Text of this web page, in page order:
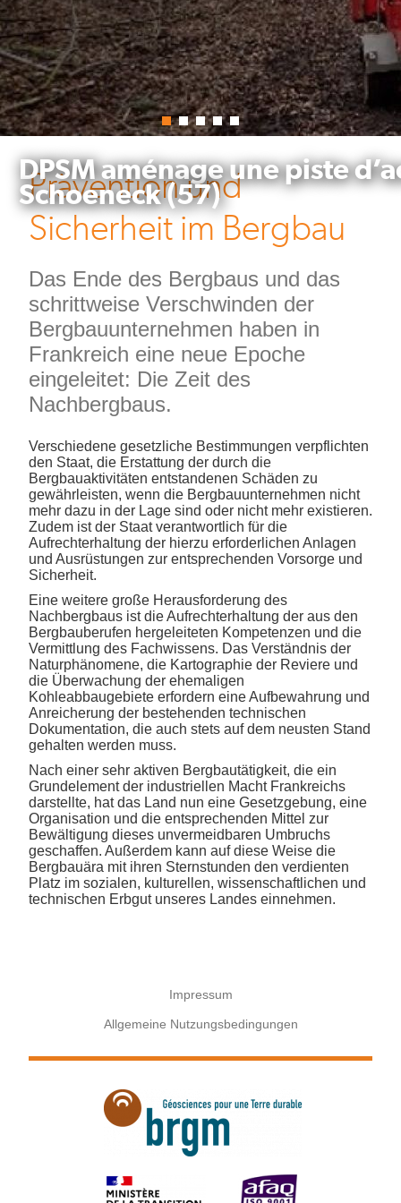
DPSM aménage une piste
Schoeneck (57)
Prävention und
Sicherheit im Bergbau
Einleitung
Das Ende des Bergbaus und das
schrittweise Verschwinden der
Bergbauunternehmen haben in
Frankreich eine neue Epoche
eingeleitet: Die Zeit des
Nachbergbaus.
Text
Verschiedene gesetzliche Bestimmungen verpflichten
den Staat, die Erstattung der durch die
Bergbauaktivitäten entstandenen Schäden zu
gewährleisten, wenn die Bergbauunternehmen nicht
mehr dazu in der Lage sind oder nicht mehr existieren.
Zudem ist der Staat verantwortlich für die
Aufrechterhaltung der hierzu erforderlichen Anlagen
und Ausrüstungen zur entsprechenden Vorsorge und
Sicherheit.
Eine weitere große Herausforderung des
Nachbergbaus ist die Aufrechterhaltung der aus den
Bergbauberufen hergeleiteten Kompetenzen und die
Vermittlung des Fachwissens. Das Verständnis der
Naturphänomene, die Kartographie der Reviere und
die Überwachung der ehemaligen
Kohleabbaugebiete erfordern eine Aufbewahrung und
Anreicherung der bestehenden technischen
Dokumentation, die auch stets auf dem neusten Stand
gehalten werden muss.
Nach einer sehr aktiven Bergbautätigkeit, die ein
Grundelement der industriellen Macht Frankreichs
darstellte, hat das Land nun eine Gesetzgebung, eine
Organisation und die entsprechenden Mittel zur
Bewältigung dieses unvermeidbaren Umbruchs
geschaffen. Außerdem kann auf diese Weise die
Bergbauära mit ihren Sternstunden den verdienten
Platz im sozialen, kulturellen, wissenschaftlichen und
technischen Erbgut unseres Landes einnehmen.
Pied
Impressum
Allgemeine Nutzungsbedingungen